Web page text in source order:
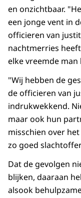
en onzichtbaar.
een jonge vent in
officieren van
nachtmerries
elke vreemde
"Wij hebben de
de officieren van
indrukwekkend.
maar ook hun
misschien over
zo goed
Dat de gevolgen
blijken, daaraan
alsook